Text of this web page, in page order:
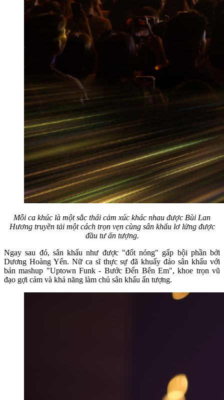
Mỗi ca khúc là một sắc thái cảm xúc khác nhau được Bùi Lan
Hương truyền tải một cách trọn vẹn cùng sân khấu lơ lửng được
đầu tư ấn tượng.
Ngay sau đó, sân khấu như được "đốt nóng" gấp bội phần bởi
Dương Hoàng Yến. Nữ ca sĩ thực sự đã khuấy đảo sân khấu với
bản mashup "Uptown Funk - Bước Đến Bên Em", khoe trọn vũ
đạo gợi cảm và khả năng làm chủ sân khấu ấn tượng.